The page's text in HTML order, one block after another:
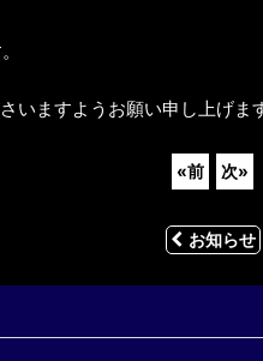
いますようお願い申し上げます
«前 次»
お知らせ